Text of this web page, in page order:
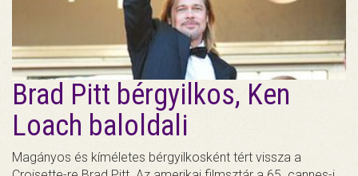
Brad Pitt bérgyilkos, Ken
Loach baloldali
Magányos és kíméletes bérgyilkosként tért vissza a